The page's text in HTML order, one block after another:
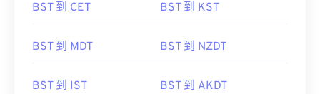
BST 到 CET BST 到 KST
BST 到 MDT BST 到 NZDT
BST 到 IST BST 到 AKDT